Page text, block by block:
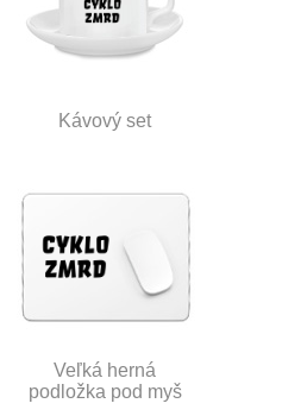
Kávový set
Veľká herná
podložka pod myš